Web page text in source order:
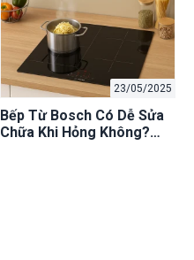
23/05/2025
Bếp Từ Bosch Có Dễ Sửa
Chữa Khi Hỏng Không?